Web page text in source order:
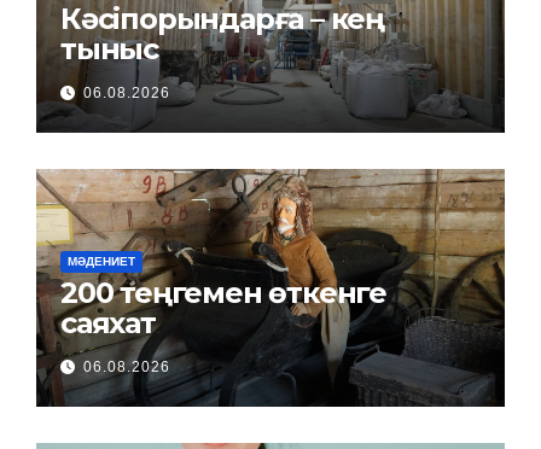
Кәсіпорындарға – кең
тыныс
06.08.2026
МӘДЕНИЕТ
200 теңгемен өткенге
саяхат
06.08.2026